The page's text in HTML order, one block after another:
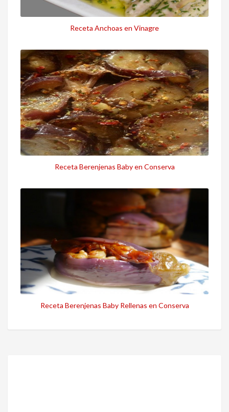
Receta Anchoas en Vinagre
Receta Berenjenas Baby en Conserva
Receta Berenjenas Baby Rellenas en Conserva